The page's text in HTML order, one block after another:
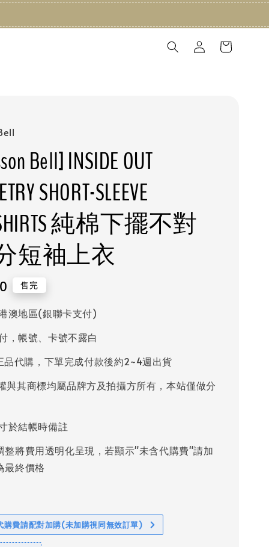
Bell] INSIDE OUT
SHORT-SLEEVE
純棉下擺不對
短袖上衣
售完
澳地區(銀聯卡支付)
，帳號、卡號不露白
品代購，下單完成付款後約2~4週出貨
與其商標均屬品牌方及拍攝方所有，本站僅做分
於結帳時備註
整將費用透明化呈現，若顯示"未含代購費"請加
最終價格
購費請配對加購(未加購視同無效訂單)